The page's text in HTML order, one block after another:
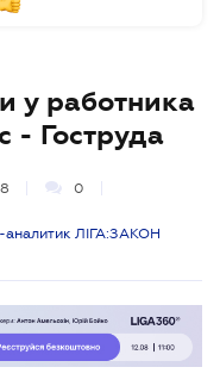
у работника
- Гоструда
0
ЛІГА:ЗАКОН